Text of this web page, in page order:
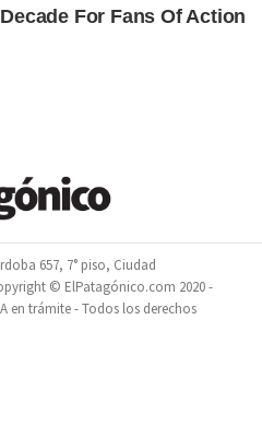
657, 7° piso, Ciudad
© ElPatagónico.com 2020 -
en trámite - Todos los derechos